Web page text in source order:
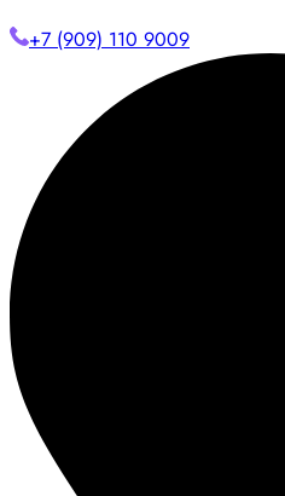
+7 (909) 110 9009